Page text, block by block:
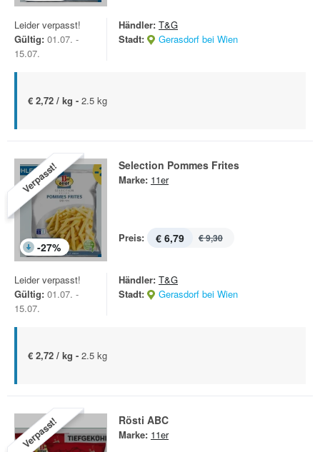
Leider verpasst!
Gültig: 01.07. -
15.07.
Händler: T&G
Stadt:
Gerasdorf bei Wien
€ 2,72 / kg - 2.5 kg
Verpasst!
-27%
Selection Pommes Frites
Marke: 11er
Preis: € 6,79 € 9,30
Leider verpasst!
Gültig: 01.07. -
15.07.
Händler: T&G
Stadt:
Gerasdorf bei Wien
€ 2,72 / kg - 2.5 kg
Verpasst! Rösti ABC
Marke: 11er